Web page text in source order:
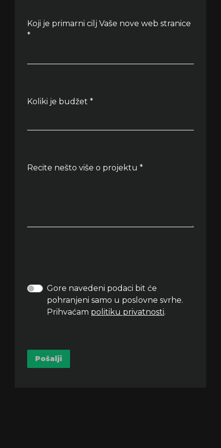
Koji je primarni cilj Vaše nove web stranice
*
Koliki je budžet *
Recite nešto više o projektu *
Gore navedeni podaci bit će
pohranjeni samo u poslovne svrhe.
Prihvaćam politiku privatnosti.
Pošalji